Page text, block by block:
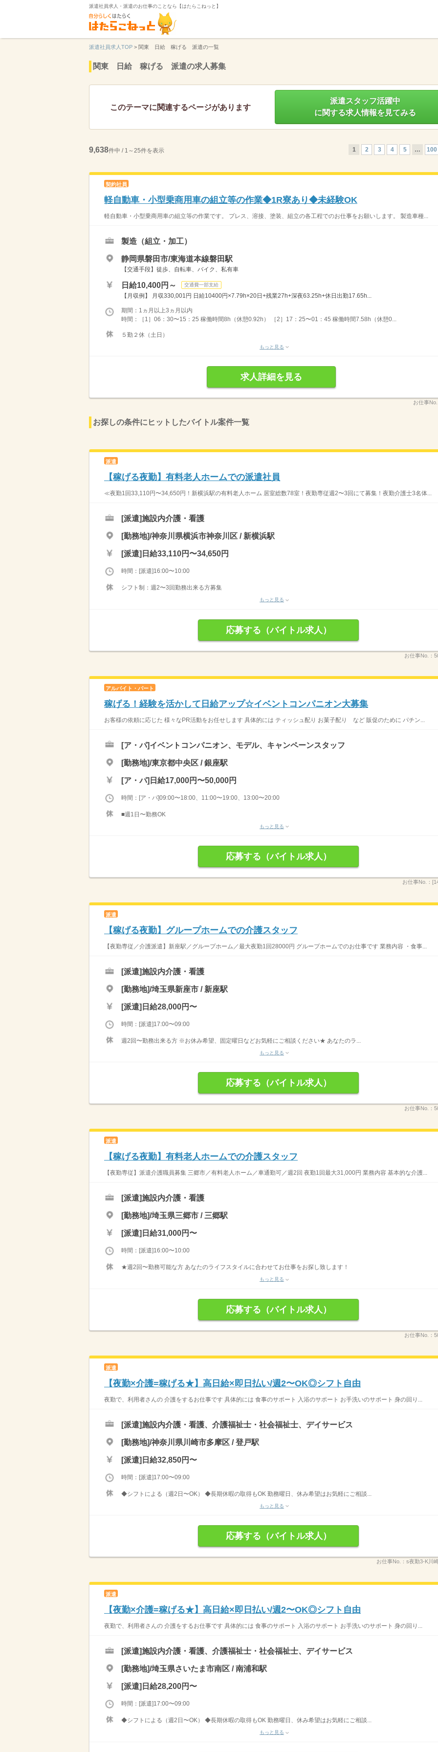
派遣社員求人・派遣のお仕事のことなら【はたらこねっと】
派遣社員求人TOP > 関東 日給 稼げる 派遣の一覧
関東 日給 稼げる 派遣の求人募集
このテーマに関連するページがあります
派遣スタッフ活躍中
に関する求人情報を見てみる
9,638件中 / 1～25件を表示 1 2 3 4 5 … 100
契約社員
軽自動車・小型乗商用車の組立等の作業◆1R寮あり◆未経験OK
軽自動車・小型乗商用車の組立等の作業です。 プレス、溶接、塗装、組立の各工程でのお仕事をお願いします。 製造車種...
製造（組立・加工）
静岡県磐田市/東海道本線磐田駅
【交通手段】徒歩、自転車、バイク、私有車
日給10,400円～ 交通費一部支給
【月収例】 月収330,001円 日給10400円×7.79h×20日+残業27h+深夜63.25h+休日出勤17.65h...
期間：1ヵ月以上3ヵ月以内
時間：［1］06：30〜15：25 稼働時間8h（休憩0.92h） ［2］17：25〜01：45 稼働時間7.58h（休憩0...
５勤２休（土日）
もっと見る
求人詳細を見る
お仕事No.
お探しの条件にヒットしたバイトル案件一覧
派遣
【稼げる夜勤】有料老人ホームでの派遣社員
≪夜勤1回33,110円〜34,650円！新横浜駅の有料老人ホーム 居室総数78室！夜勤専従週2〜3回にて募集！夜勤介護士3名体...
[派遣]施設内介護・看護
[勤務地]/神奈川県横浜市神奈川区 / 新横浜駅
[派遣] 日給33,110円〜34,650円
時間：[派遣]16:00〜10:00
シフト制：週2〜3回勤務出来る方募集
もっと見る
応募する（バイトル求人）
お仕事No.：
アルバイト・パート
稼げる！経験を活かして日給アップ☆イベントコンパニオン大募集
お客様の依頼に応じた 様々なPR活動をお任せします 具体的には ティッシュ配り お菓子配り など 販促のために パチン...
[ア・パ]イベントコンパニオン、モデル、キャンペーンスタッフ
[勤務地]/東京都中央区 / 銀座駅
[ア・パ] 日給17,000円〜50,000円
時間：[ア・パ]09:00〜18:00、11:00〜19:00、13:00〜20:00
■週1日〜勤務OK
もっと見る
応募する（バイトル求人）
お仕事No.：
派遣
【稼げる夜勤】グループホームでの介護スタッフ
【夜勤専従／介護派遣】新座駅／グループホーム／最大夜勤1回28000円 グループホームでのお仕事です 業務内容 ・食事...
[派遣]施設内介護・看護
[勤務地]/埼玉県新座市 / 新座駅
[派遣] 日給28,000円〜
時間：[派遣]17:00〜09:00
週2回〜勤務出来る方 ※お休み希望、固定曜日などお気軽にご相談ください★ あなたのラ...
もっと見る
応募する（バイトル求人）
お仕事No.：
派遣
【稼げる夜勤】有料老人ホームでの介護スタッフ
【夜勤専従】派遣介護職員募集 三郷市／有料老人ホーム／車通勤可／週2回 夜勤1回最大31,000円 業務内容 基本的な介護...
[派遣]施設内介護・看護
[勤務地]/埼玉県三郷市 / 三郷駅
[派遣] 日給31,000円〜
時間：[派遣]16:00〜10:00
★週2回〜勤務可能な方 あなたのライフスタイルに合わせてお仕事をお探し致します！
もっと見る
応募する（バイトル求人）
お仕事No.：
派遣
【夜勤×介護=稼げる★】高日給×即日払い/週2〜OK◎シフト自由
夜勤で、利用者さんの 介護をするお仕事です 具体的には 食事のサポート 入浴のサポート お手洗いのサポート 身の回り...
[派遣]施設内介護・看護、介護福祉士・社会福祉士、デイサービス
[勤務地]/神奈川県川崎市多摩区 / 登戸駅
[派遣] 日給32,850円〜
時間：[派遣]17:00〜09:00
◆シフトによる（週2日〜OK） ◆長期休暇の取得もOK 勤務曜日、休み希望はお気軽にご相談...
もっと見る
応募する（バイトル求人）
お仕事No.： s夜勤3-K川
派遣
【夜勤×介護=稼げる★】高日給×即日払い/週2〜OK◎シフト自由
夜勤で、利用者さんの 介護をするお仕事です 具体的には 食事のサポート 入浴のサポート お手洗いのサポート 身の回り...
[派遣]施設内介護・看護、介護福祉士・社会福祉士、デイサービス
[勤務地]/埼玉県さいたま市南区 / 南浦和駅
[派遣] 日給28,200円〜
時間：[派遣]17:00〜09:00
◆シフトによる（週2日〜OK） ◆長期休暇の取得もOK 勤務曜日、休み希望はお気軽にご相談...
もっと見る